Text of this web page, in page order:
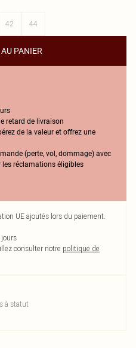
42 44
PANIER
retard de livraison
de la valeur et offrez une
(perte, vol, dommage) avec
réclamations éligibles
UE ajoutés lors du paiement.
consulter notre politique de
à statut